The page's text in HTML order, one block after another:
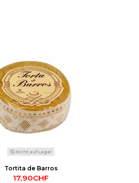
Nicht auf Lager
Tortita de Barros
17,90CHF